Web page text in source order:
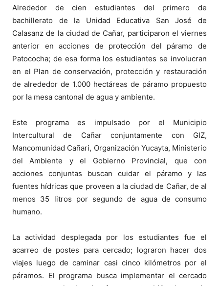
Alrededor de cien estudiantes del primero de
bachillerato de la Unidad Educativa San José de
Calasanz de la ciudad de Cañar, participaron el viernes
anterior en acciones de protección del páramo de
Patococha; de esa forma los estudiantes se involucran
en el Plan de conservación, protección y restauración
de alrededor de 1.000 hectáreas de páramo propuesto
por la mesa cantonal de agua y ambiente.
Este programa es impulsado por el Municipio
Intercultural de Cañar conjuntamente con GIZ,
Mancomunidad Cañari, Organización Yucayta, Ministerio
del Ambiente y el Gobierno Provincial, que con
acciones conjuntas buscan cuidar el páramo y las
fuentes hídricas que proveen a la ciudad de Cañar, de al
menos 35 litros por segundo de agua de consumo
humano.
La actividad desplegada por los estudiantes fue el
acarreo de postes para cercado; lograron hacer dos
viajes luego de caminar casi cinco kilómetros por el
páramos. El programa busca implementar el cercado